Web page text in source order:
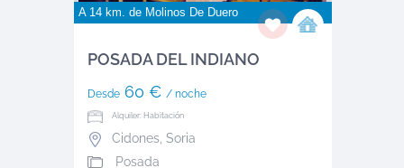
A 14 km. de Molinos De Duero
POSADA DEL INDIANO
Desde60 € / noche
Alquiler: Habitación
Cidones, Soria
Posada